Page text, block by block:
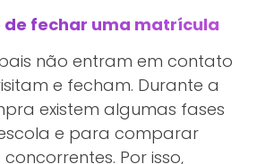
fechar uma matrícula
não entram em contato
e fecham. Durante a
existem algumas fases
e para comparar
Por isso,